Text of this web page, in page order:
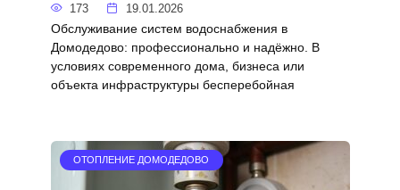
173 19.01.2026
Обслуживание систем водоснабжения в
Домодедово: профессионально и надёжно. В
условиях современного дома, бизнеса или
объекта инфраструктуры бесперебойная
ОТОПЛЕНИЕ ДОМОДЕДОВО